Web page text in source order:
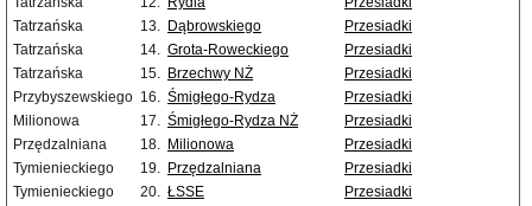
Tatrzańska
13. Dąbrowskiego
Przesiadki
Tatrzańska
14. Grota-Roweckiego
Przesiadki
Tatrzańska
15. Brzechwy NŻ
Przesiadki
Przybyszewskiego 16. Śmigłego-Rydza
Przesiadki
Milionowa
17. Śmigłego-Rydza NŻ
Przesiadki
Przędzalniana
18. Milionowa
Przesiadki
Tymienieckiego
19. Przędzalniana
Przesiadki
Tymienieckiego
20. ŁSSE
Przesiadki